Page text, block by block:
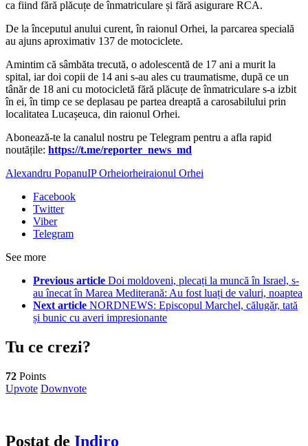
ca fiind fără plăcuțe de înmatriculare și fără asigurare RCA.
De la începutul anului curent, în raionul Orhei, la parcarea specială
au ajuns aproximativ 137 de motociclete.
Amintim că sâmbăta trecută, o adolescentă de 17 ani a murit la
spital, iar doi copii de 14 ani s-au ales cu traumatisme, după ce un
tânăr de 18 ani cu motocicletă fără plăcuțe de înmatriculare s-a izbit
în ei, în timp ce se deplasau pe partea dreaptă a carosabilului prin
localitatea Lucașeuca, din raionul Orhei.
Abonează-te la canalul nostru pe Telegram pentru a afla rapid
noutățile: https://t.me/reporter_news_md
Alexandru PopanuIP Orheiorheiraionul Orhei
Facebook
Twitter
Viber
Telegram
See more
Previous article Doi moldoveni, plecați la muncă în Israel, s-
au înecat în Marea Mediterană: Au fost luați de valuri, noaptea
Next article NORDNEWS: Episcopul Marchel, călugăr, tată
și bunic cu averi impresionante
Tu ce crezi?
72 Points
Upvote Downvote
Postat de Indiro